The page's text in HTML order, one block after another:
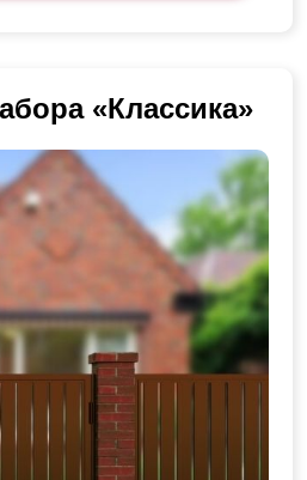
«Классика»